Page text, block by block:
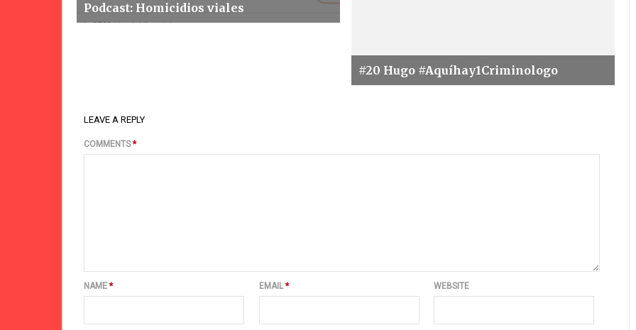
Podcast: Homicidios viales
#20 Hugo #Aquíhay1Criminologo
LEAVE A REPLY
COMMENTS*
NAME * EMAIL* WEBSITE